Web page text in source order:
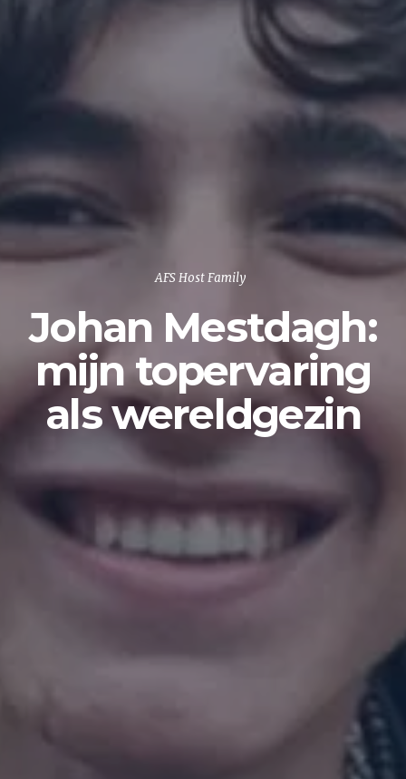
AFS Host Family
Johan Mestdagh:
mijn topervaring
als wereldgezin